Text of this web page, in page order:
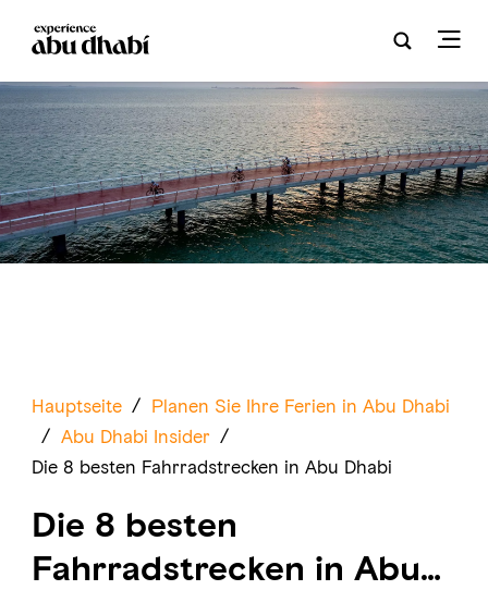
Hauptseite / Planen Sie Ihre Ferien in Abu Dhabi
/ Abu Dhabi Insider /
Die 8 besten Fahrradstrecken in Abu Dhabi
Die 8 besten
Fahrradstrecken in Abu